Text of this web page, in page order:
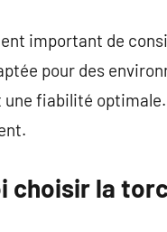
important de
pour des
fiabilité
choisir la